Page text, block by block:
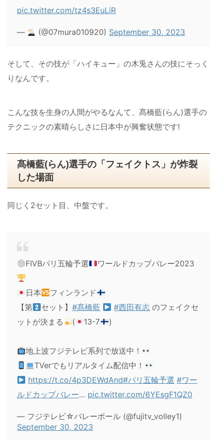
pic.twitter.com/tz4s3EuLiR
— (@07mura010920) September 30, 2023
そして、その技が「ハイキュー」の木兎さんの技にそっく
りなんです。
こんな技を生身の人間がやるなんて、髙橋藍(らん)選手の
テクニックの素晴らしさに日本中が興奮状態です!
髙橋藍(らん)選手の「フェイクトス」が炸裂
した場面
同じく2セット目、中盤です。
FIVBパリ五輪予選 ワールドカップバレー2023
日本
フィンランド
【第
セット】#髙橋藍 #西田有志 のフェイクセ
ットが決まる
( 13-7 )
地上波フジテレビ系列で放送中！
TVerでもリアルタイム配信中！
https://t.co/4p3DEWdAnd#パリ五輪予選 #ワー
ルドカップバレー… pic.twitter.com/6YEsgF1QZ0
— フジテレビ☆バレーボール (@fujitv_volley1)
September 30, 2023